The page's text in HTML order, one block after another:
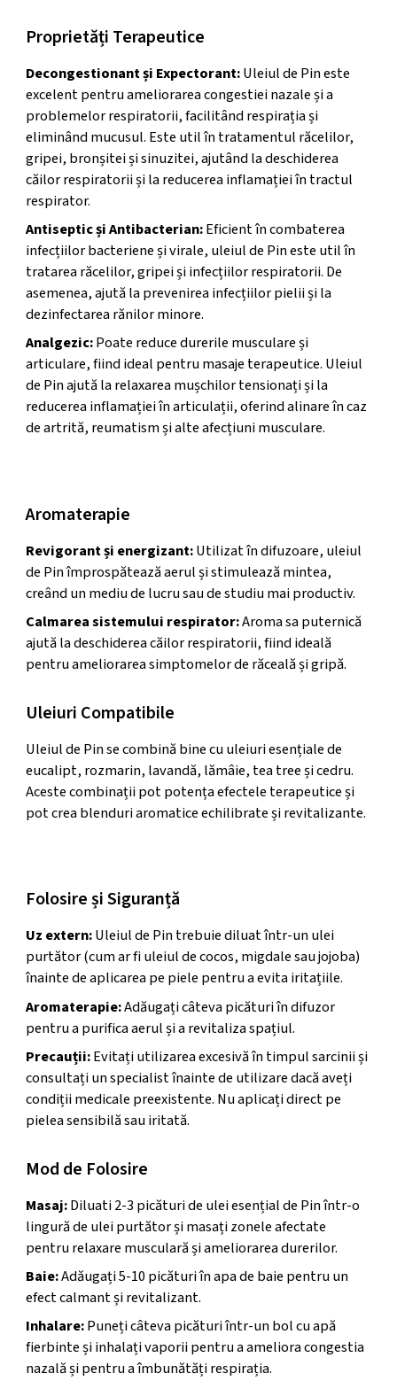
Proprietăți Terapeutice
Decongestionant și Expectorant:Uleiul de Pin este
excelent pentru ameliorarea congestiei nazale și a
problemelor respiratorii, facilitând respirația și
eliminând mucusul. Este util în tratamentul răcelilor,
gripei, bronșitei și sinuzitei, ajutând la deschiderea
căilor respiratorii și la reducerea inflamației în tractul
respirator.
Antiseptic și Antibacterian:Eficient în combaterea
infecțiilor bacteriene și virale, uleiul de Pin este util în
tratarea răcelilor, gripei și infecțiilor respiratorii. De
asemenea, ajută la prevenirea infecțiilor pielii și la
dezinfectarea rănilor minore.
Analgezic:Poate reduce durerile musculare și
articulare, fiind ideal pentru masaje terapeutice. Uleiul
de Pin ajută la relaxarea mușchilor tensionați și la
reducerea inflamației în articulații, oferind alinare în caz
de artrită, reumatism și alte afecțiuni musculare.
Aromaterapie
Revigorant și energizant:Utilizat în difuzoare, uleiul
de Pin împrospătează aerul și stimulează mintea,
creând un mediu de lucru sau de studiu mai productiv.
Calmarea sistemului respirator:Aroma sa puternică
ajută la deschiderea căilor respiratorii, fiind ideală
pentru ameliorarea simptomelor de răceală și gripă.
Uleiuri Compatibile
Uleiul de Pin se combină bine cu uleiuri esențiale de
eucalipt, rozmarin, lavandă, lămâie, tea tree și cedru.
Aceste combinații pot potența efectele terapeutice și
pot crea blenduri aromatice echilibrate și revitalizante.
Folosire și Siguranță
Uz extern:Uleiul de Pin trebuie diluat într-un ulei
purtător (cum ar fi uleiul de cocos, migdale sau jojoba)
înainte de aplicarea pe piele pentru a evita iritațiile.
Aromaterapie:Adăugați câteva picături în difuzor
pentru a purifica aerul și a revitaliza spațiul.
Precauții:Evitați utilizarea excesivă în timpul sarcinii și
consultați un specialist înainte de utilizare dacă aveți
condiții medicale preexistente. Nu aplicați direct pe
pielea sensibilă sau iritată.
Mod de Folosire
Masaj:Diluati 2-3 picături de ulei esențial de Pin într-o
lingură de ulei purtător și masați zonele afectate
pentru relaxare musculară și ameliorarea durerilor.
Baie:Adăugați 5-10 picături în apa de baie pentru un
efect calmant și revitalizant.
Inhalare:Puneți câteva picături într-un bol cu apă
fierbinte și inhalați vaporii pentru a ameliora congestia
nazală și pentru a îmbunătăți respirația.